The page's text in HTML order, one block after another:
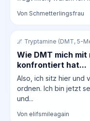
Von Schmetterlingsfrau
🌌 Tryptamine (DMT, 5-
Wie DMT mich
konfrontiert hat...
Also, ich sitz hier und
ordnen. Ich bin jetzt
und...
Von elifsmileagain